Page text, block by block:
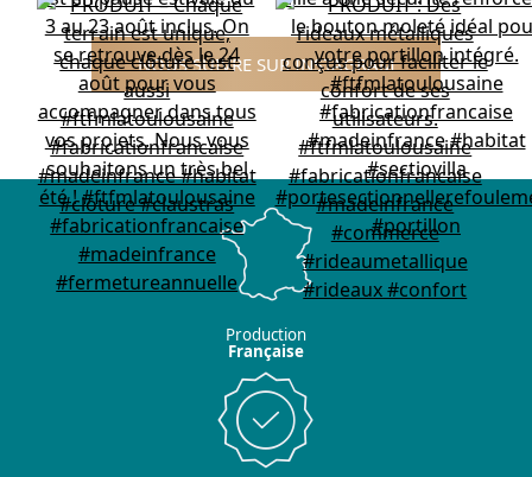
NOUS SUIVRE SUR INSTAGRAM
Production
Française